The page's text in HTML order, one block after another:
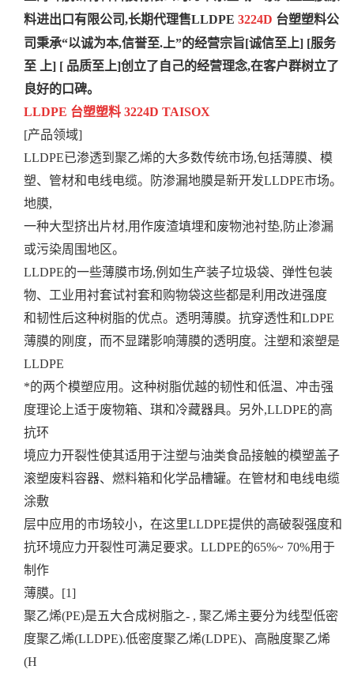
料进出口有限公司,长期代理售LLDPE 3224D 台塑塑料公
司秉承“以诚为本,信誉至.上”的经营宗旨[诚信至上] [服务
至 上] [ 品质至 上]创立了自己的经营理念,在客户群树立了
良好的口碑。
LLDPE 台塑塑料 3224D TAISOX
[产品领域]
LLDPE已渗透到聚乙烯的大多数传统市场,包括薄膜、模
塑、管材和电线电缆。防渗漏地膜是新开发LLDPE市场。
地膜,
一种大型挤出片材,用作废渣填埋和废物池衬垫,防止渗漏
或污染周围地区。
LLDPE的一些薄膜市场,例如生产装子垃圾袋、弹性包装
物、工业用衬套试衬套和购物袋这些都是利用改进强度
和韧性后这种树脂的优点。透明薄膜。抗穿透性和LDPE
薄膜的刚度，而不显躇影响薄膜的透明度。注塑和滚塑是
LLDPE
*的两个模塑应用。这种树脂优越的韧性和低温、冲击强
度理论上适于废物箱、琪和冷藏器具。另外,LLDPE的高
抗环
境应力开裂性使其适用于注塑与油类食品接触的模塑盖子
滚塑废料容器、燃料箱和化学品槽罐。在管材和电线电缆
涂敷
层中应用的市场较小，在这里LLDPE提供的高破裂强度和
抗环境应力开裂性可满足要求。LLDPE的65%~ 70%用于
制作
薄膜。[1]
聚乙烯(PE)是五大合成树脂之- , 聚乙烯主要分为线型低密
度聚乙烯(LLDPE).低密度聚乙烯(LDPE)、高融度聚乙烯
(H